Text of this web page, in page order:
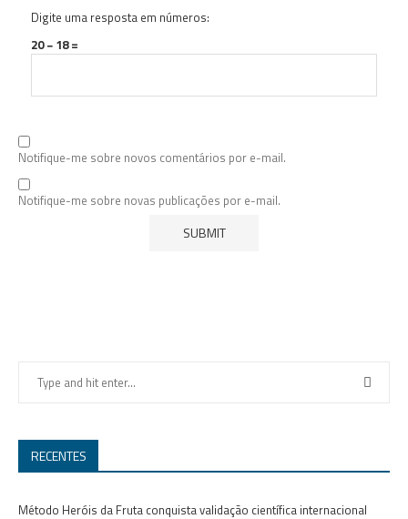
Digite uma resposta em números:
20 − 18 =
Notifique-me sobre novos comentários por e-mail.
Notifique-me sobre novas publicações por e-mail.
RECENTES
Método Heróis da Fruta conquista validação científica internacional